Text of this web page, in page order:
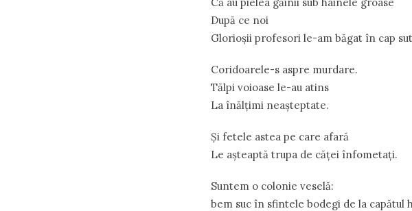
După ce noi
Glorioşii profesori le-am băgat în cap
Coridoarele-s aspre murdare.
Tălpi voioase le-au atins
La înălţimi neaşteptate.
Şi fetele astea pe care afară
Le aşteaptă trupa de căţei înfometaţi.
Suntem o colonie veselă:
bem suc în sfintele bodegi de la capătul